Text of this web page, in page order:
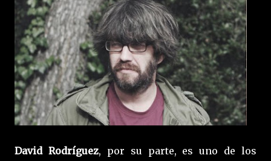
David Rodríguez, por su parte, es uno de los